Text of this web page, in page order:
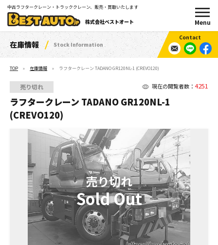
中古ラフタークレーン・トラッククレーン、販売・買取いたします
株式会社ベストオート
在庫情報 Stock Information
TOP 在庫情報 ラフタークレーン TADANO GR120NL-1 (CREVO120)
現在の閲覧者数： 4251
売り切れ
ラフタークレーン TADANO GR120NL-1
(CREVO120)